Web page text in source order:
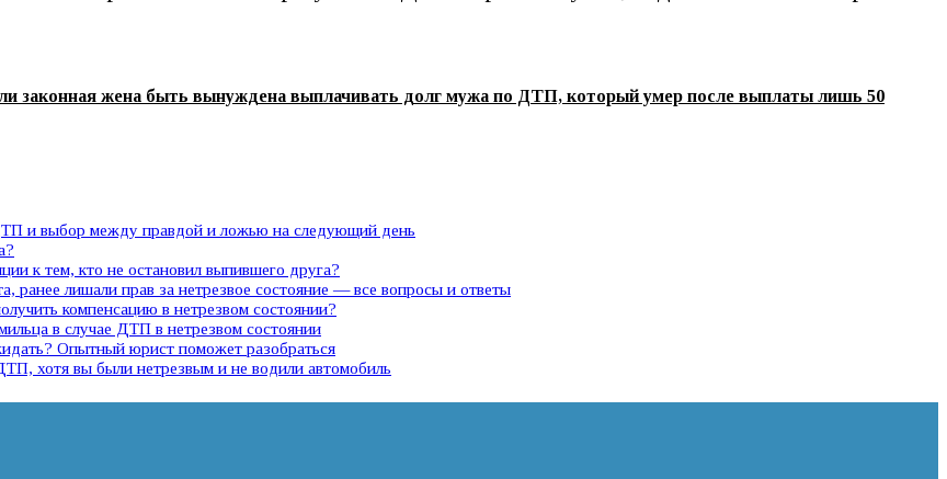
законная жена быть вынуждена выплачивать долг мужа по ДТП, который умер после выплаты лишь 50
и выбор между правдой и ложью на следующий день
к тем, кто не остановил выпившего друга?
ранее лишали прав за нетрезвое состояние — все вопросы и ответы
компенсацию в нетрезвом состоянии?
в случае ДТП в нетрезвом состоянии
Опытный юрист поможет разобраться
хотя вы были нетрезвым и не водили автомобиль